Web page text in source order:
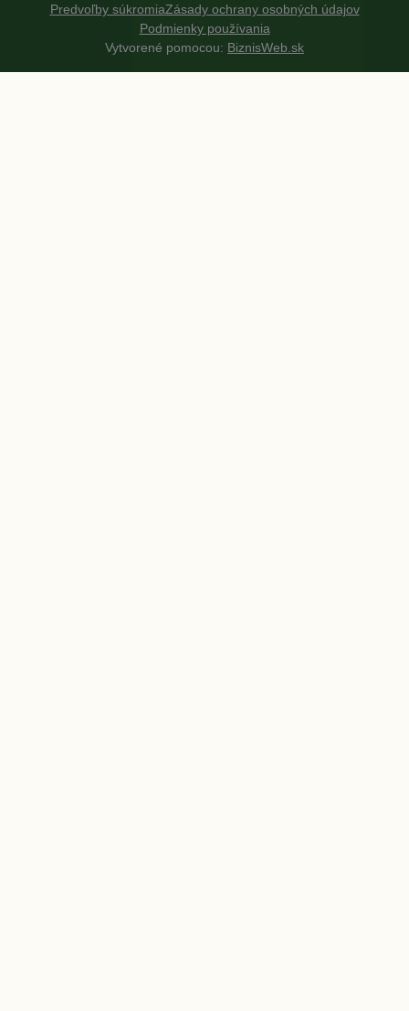
Predvoľby súkromiaZásady ochrany osobných údajov
Podmienky používania
Vytvorené pomocou: BiznisWeb.sk